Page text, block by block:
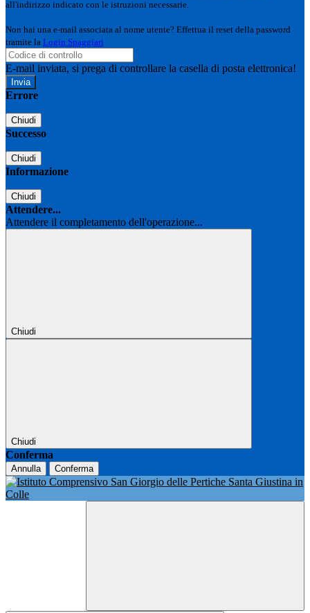
all'indirizzo indicato con le istruzioni necessarie.
Non hai una e-mail associata al nome utente? Effettua il reset della password
tramite la Login Spaggiari
E-mail inviata, si prega di controllare la casella di posta elettronica!
Errore
Chiudi
Successo
Chiudi
Informazione
Chiudi
Attendere...
Attendere il completamento dell'operazione...
Chiudi
Chiudi
Conferma
Annulla Conferma